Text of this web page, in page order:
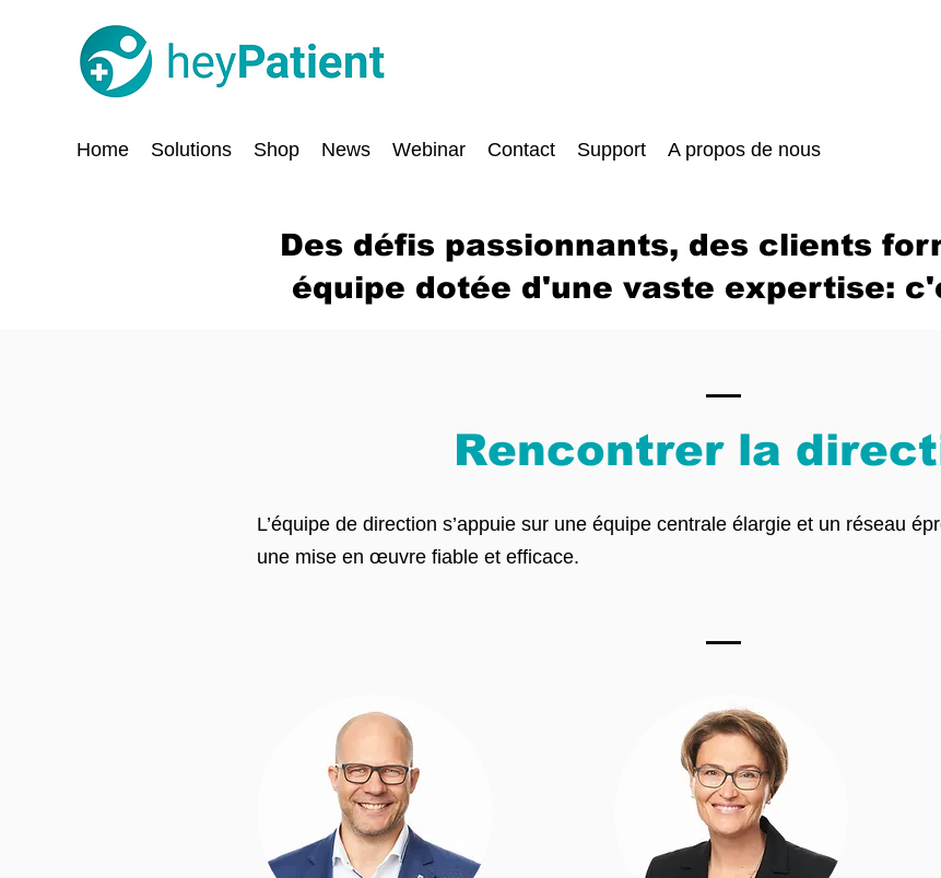
Home Solutions Shop News Webinar Contact Support A propos de nous
Des défis passionnants, des clients
équipe dotée d'une vaste expertise:
Rencontrer la
L’équipe de direction s’appuie sur une équipe centrale élargie et un réseau
une mise en œuvre fiable et efficace.